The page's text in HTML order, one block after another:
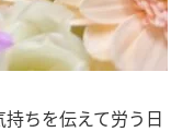
ちを伝えて労う日